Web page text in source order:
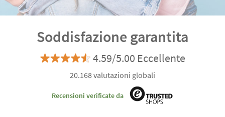
Soddisfazione garantita
4.59/5.00 Eccellente
20.168 valutazioni globali
Recensioni verificate da